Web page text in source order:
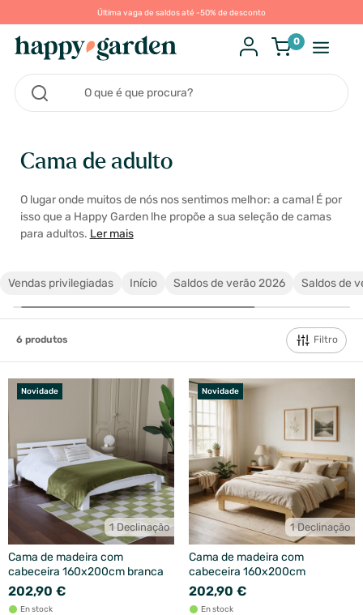
Última vaga de saldos até -50% de desconto
0
Cama de adulto
O lugar onde muitos de nós nos sentimos melhor: a cama! É por
isso que a Happy Garden lhe propõe a sua seleção de camas
para adultos. Ler mais
Vendas privilegiadas Início Saldos de verão 2026 Saldos de
6 produtos Filtro
Novidade
1 Declinação
Cama de madeira com
cabeceira 160x200cm branca
202,90 €
En stock
Novidade
1 Declinação
Cama de madeira com
cabeceira 160x200cm
202,90 €
En stock